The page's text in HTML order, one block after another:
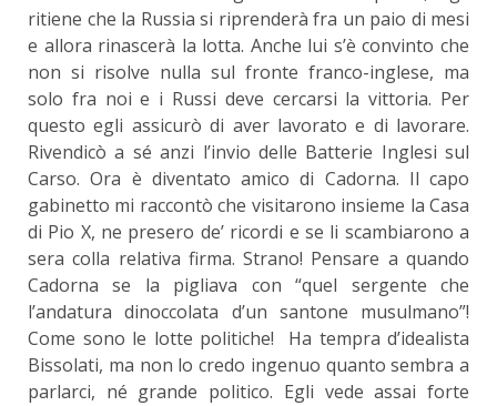
ritiene che la Russia si riprenderà fra un paio di mesi
e allora rinascerà la lotta. Anche lui s’è convinto che
non si risolve nulla sul fronte franco-inglese, ma
solo fra noi e i Russi deve cercarsi la vittoria. Per
questo egli assicurò di aver lavorato e di lavorare.
Rivendicò a sé anzi l’invio delle Batterie Inglesi sul
Carso. Ora è diventato amico di Cadorna. Il capo
gabinetto mi raccontò che visitarono insieme la Casa
di Pio X, ne presero de’ ricordi e se li scambiarono a
sera colla relativa firma. Strano! Pensare a quando
Cadorna se la pigliava con “quel sergente che
l’andatura dinoccolata d’un santone musulmano”!
Come sono le lotte politiche! Ha tempra d’idealista
Bissolati, ma non lo credo ingenuo quanto sembra a
parlarci, né grande politico. Egli vede assai forte